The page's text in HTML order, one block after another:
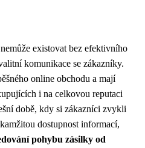
existovat bez efektivního
komunikace se zákazníky.
online obchodu a mají
i na celkovou reputaci
době, kdy si zákazníci zvykli
dostupnost informací,
pohybu zásilky od